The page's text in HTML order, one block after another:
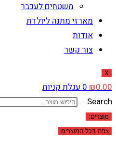
משטחים לעכבר
מארזי מתנה ליולדת
אודות
צור קשר
X
₪0.00
0עגלת קניות
Search ...
מוצרים:
צפה בכל המוצרים